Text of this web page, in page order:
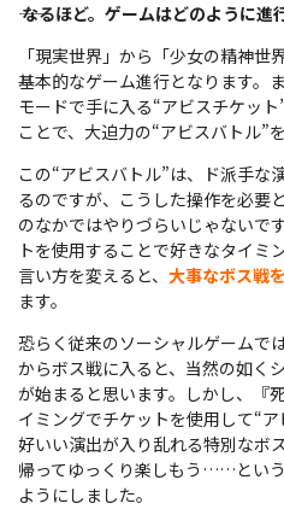
――なるほど。ゲームはどのように進
「現実世界」から「少女の精神世
基本的なゲーム進行となります。
モードで手に入る“アビスチケッ
ことで、大迫力の“アビスバトル”
この“アビスバトル”は、ド派手な
るのですが、こうした操作を必要
のなかではやりづらいじゃないで
トを使用することで好きなタイミ
言い方を変えると、 大事なボス戦
ます。
恐らく従来のソーシャルゲームで
からボス戦に入ると、当然の如く
が始まると思います。しかし、『
イミングでチケットを使用して“
好いい演出が入り乱れる特別なボ
帰ってゆっくり楽しもう……とい
ようにしました。